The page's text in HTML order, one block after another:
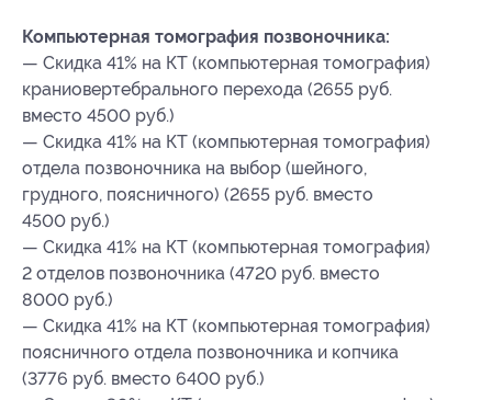
Компьютерная томография позвоночника:
— Скидка 41% на КТ (компьютерная томография)
краниовертебрального перехода (2655 руб.
вместо 4500 руб.)
— Скидка 41% на КТ (компьютерная томография)
отдела позвоночника на выбор (шейного,
грудного, поясничного) (2655 руб. вместо
4500 руб.)
— Скидка 41% на КТ (компьютерная томография)
2 отделов позвоночника (4720 руб. вместо
8000 руб.)
— Скидка 41% на КТ (компьютерная томография)
поясничного отдела позвоночника и копчика
(3776 руб. вместо 6400 руб.)